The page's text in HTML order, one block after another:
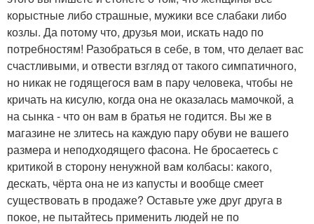
корыстные либо страшные, мужики все слабаки либо
козлы. Да потому что, друзья мои, искать надо по
потребностям! Разобраться в себе, в том, что делает вас
счастливыми, и отвести взгляд от такого симпатичного,
но никак не годящегося вам в пару человека, чтобы не
кричать на кисулю, когда она не оказалась мамочкой, а
на сынка - что он вам в братья не годится. Вы же в
магазине не злитесь на каждую пару обуви не вашего
размера и неподходящего фасона. Не бросаетесь с
критикой в сторону ненужной вам колбасы: какого,
дескать, чёрта она не из капусты и вообще смеет
существовать в продаже? Оставьте уже друг друга в
покое, не пытайтесь применить людей не по